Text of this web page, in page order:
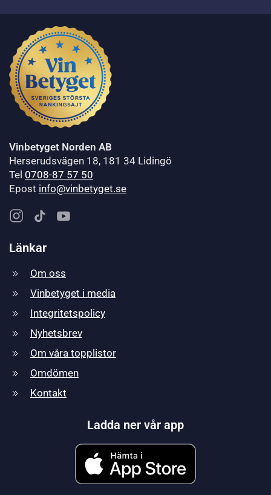
Vinbetyget Norden AB
Herserudsvägen 18, 181 34 Lidingö
Tel 0708-87 57 50
Epost info@vinbetyget.se
Länkar
Om oss
Vinbetyget i media
Integritetspolicy
Nyhetsbrev
Om våra topplistor
Omdömen
Kontakt
Ladda ner vår app